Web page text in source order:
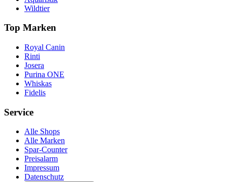
Wildtier
Top Marken
Royal Canin
Rinti
Josera
Purina ONE
Whiskas
Fidelis
Service
Alle Shops
Alle Marken
Spar-Counter
Preisalarm
Impressum
Datenschutz